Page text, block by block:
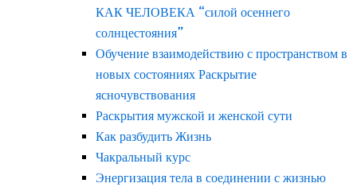
КАК ЧЕЛОВЕКА “силой осеннего
солнцестояния”
Обучение взаимодействию с пространством в
новых состояниях Раскрытие
ясночувствования
Раскрытия мужской и женской сути
Как разбудить Жизнь
Чакральный курс
Энергизация тела в соединении с жизнью